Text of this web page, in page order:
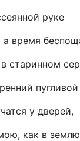
руке
время
старинном
у дверей,
как в